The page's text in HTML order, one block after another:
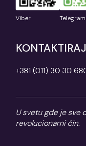
Viber Telegram
+381 (011) 30 30
U svetu gde je sve
revolucionarni čin.